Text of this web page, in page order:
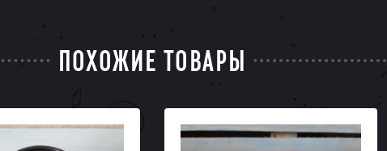
ПОХОЖИЕ ТОВАРЫ